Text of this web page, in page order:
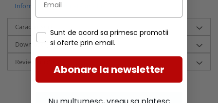
Informatii conformitate produs
Caracteristici
Download (1)
Review-uri
Sunt de acord sa primesc promotii
si oferte prin email.
Abonare la newsletter